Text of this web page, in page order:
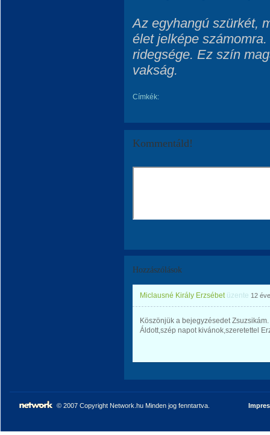
Az egyhangú szürkét,
élet jelképe
ridegsége. Ez szín
vakság.
Címkék:
Kommentáld!
Hozzászólások
Miclausné Király Erzsébetüzente 12 éve
Köszönjük a bejegyzésedet Zsuzsikám.
Áldott,szép napot kivánok,szeretettel
© 2007 Copyright Network.hu Minden jog fenntartva.